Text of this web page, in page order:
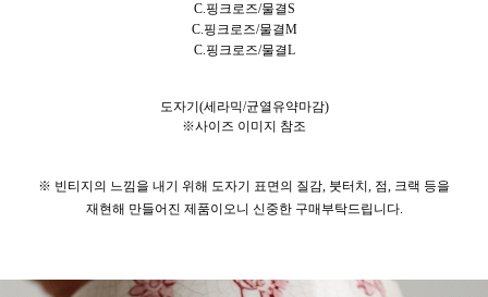
C.핑크로즈/물결S
C.핑크로즈/물결M
C.핑크로즈/물결L
도자기(세라믹/균열유약마감)
※사이즈 이미지 참조
※ 빈티지의 느낌을 내기 위해 도자기 표면의 질감, 붓터치, 점, 크랙 등을
재현해 만들어진 제품이오니 신중한 구매부탁드립니다.